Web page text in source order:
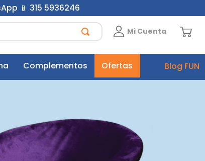
📱 315 5936246
Mi Cuenta
Complementos Ofertas Blog FUN